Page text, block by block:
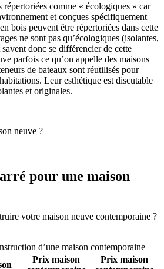
répertoriées comme « écologiques » car
et conçues spécifiquement
bois peuvent être répertoriées dans cette
ne sont pas qu’écologiques (isolantes,
savent donc se différencier de cette
parfois ce qu’on appelle des maisons
de bateaux sont réutilisés pour
Leur esthétique est discutable
et originales.
neuve ?
pour une maison
votre maison neuve contemporaine ?
d’une maison contemporaine
Prix maison
Prix maison